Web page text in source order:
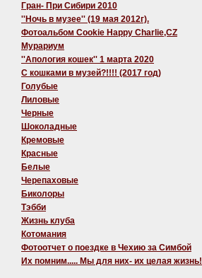
Гран- При Сибири 2010
''Ночь в музее'' (19 мая 2012г).
Фотоальбом Cookie Happy Charlie,CZ
Мурариум
''Апология кошек'' 1 марта 2020
C кошками в музей?!!!! (2017 год)
Голубые
Лиловые
Черные
Шоколадные
Кремовые
Красные
Белые
Черепаховые
Биколоры
Тэбби
Жизнь клуба
Котомания
Фотоотчет о поездке в Чехию за Симбой
Их помним..... Мы для них- их целая жизнь!